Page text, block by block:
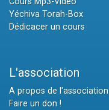
Yéchiva Torah-Box
Dédicacer un cours
L'association
A propos de l'association
Faire un don !